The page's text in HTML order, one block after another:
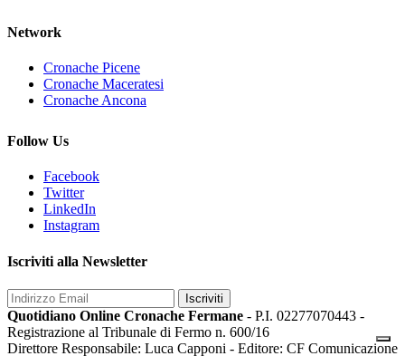
Network
Cronache Picene
Cronache Maceratesi
Cronache Ancona
Follow Us
Facebook
Twitter
LinkedIn
Instagram
Iscriviti alla Newsletter
Iscriviti
Quotidiano Online Cronache Fermane - P.I. 02277070443 -
Registrazione al Tribunale di Fermo n. 600/16
Direttore Responsabile: Luca Capponi - Editore: CF Comunicazione